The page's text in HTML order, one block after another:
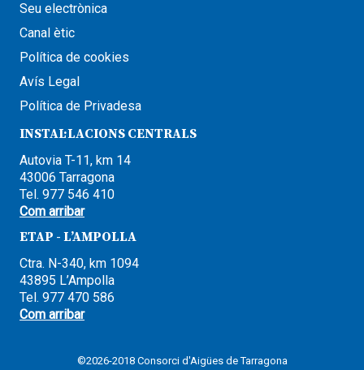
Seu electrònica
Canal ètic
Política de cookies
Avís Legal
Política de Privadesa
INSTAL·LACIONS CENTRALS
Autovia T-11, km 14
43006 Tarragona
Tel. 977 546 410
Com arribar
ETAP - L’AMPOLLA
Ctra. N-340, km 1094
43895 L’Ampolla
Tel. 977 470 586
Com arribar
©2026-2018 Consorci d'Aigües de Tarragona